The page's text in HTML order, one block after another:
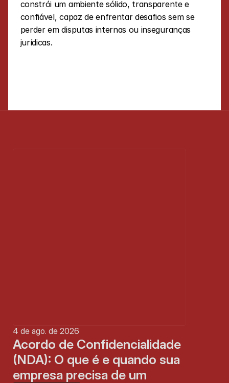
constrói um ambiente sólido, transparente e
confiável, capaz de enfrentar desafios sem se
perder em disputas internas ou inseguranças
jurídicas.
4 de ago. de 2026
Acordo de Confidencialidade
(NDA): O que é e quando sua
empresa precisa de um